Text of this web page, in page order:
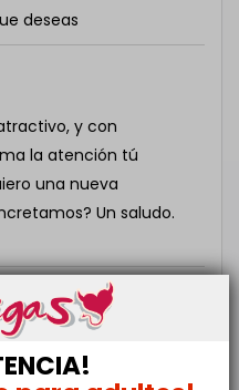
deseas
y con
la atención tú
una nueva
Un saludo.